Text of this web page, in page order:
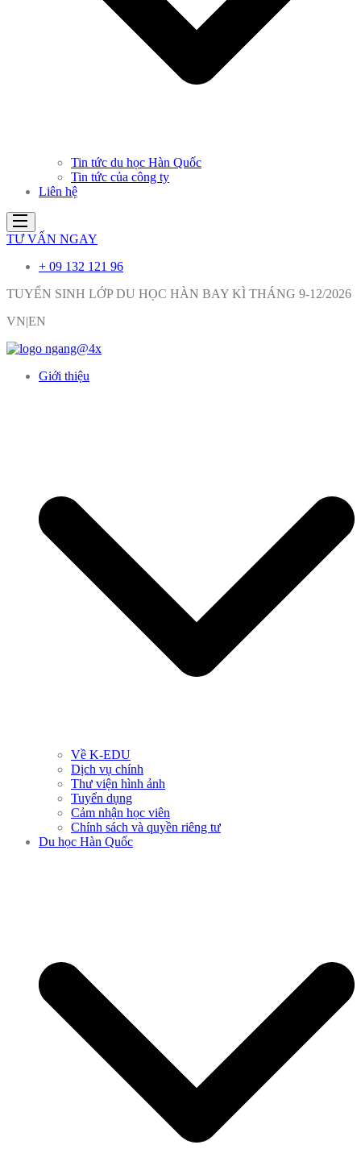
Tin tức du học Hàn Quốc
Tin tức của công ty
Liên hệ
TƯ VẤN NGAY
+ 09 132 121 96
TUYỂN SINH LỚP DU HỌC HÀN BAY KÌ THÁNG 9-12/2026
VN|EN
Giới thiệu
Về K-EDU
Dịch vụ chính
Thư viện hình ảnh
Tuyển dụng
Cảm nhận học viên
Chính sách và quyền riêng tư
Du học Hàn Quốc